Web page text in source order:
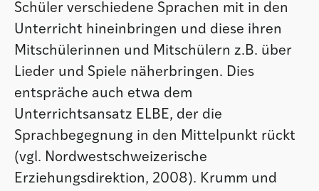
Schüler verschiedene Sprachen mit in den
Unterricht hineinbringen und diese ihren
Mitschülerinnen und Mitschülern z.B. über
Lieder und Spiele näherbringen. Dies
entspräche auch etwa dem
Unterrichtsansatz ELBE, der die
Sprachbegegnung in den Mittelpunkt rückt
(vgl. Nordwestschweizerische
Erziehungsdirektion, 2008). Krumm und